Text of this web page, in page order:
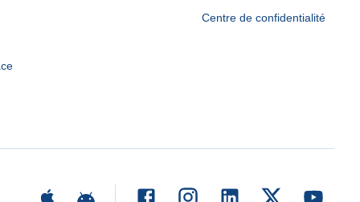
Centre de confidentialité